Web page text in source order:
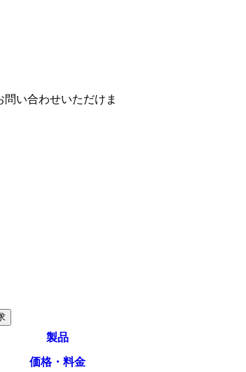
い合わせいただけま
製品
価格・料金